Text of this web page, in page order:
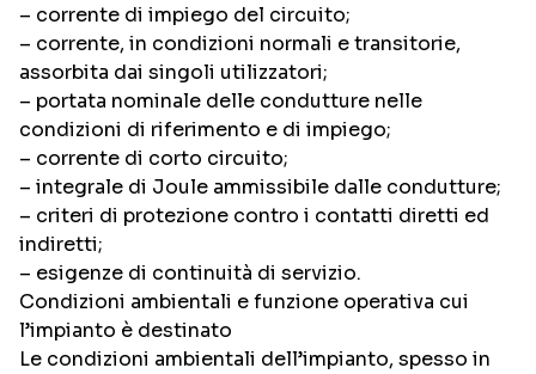
– corrente di impiego del circuito;
– corrente, in condizioni normali e transitorie,
assorbita dai singoli utilizzatori;
– portata nominale delle condutture nelle
condizioni di riferimento e di impiego;
– corrente di corto circuito;
– integrale di Joule ammissibile dalle condutture;
– criteri di protezione contro i contatti diretti ed
indiretti;
– esigenze di continuità di servizio.
Condizioni ambientali e funzione operativa cui
l’impianto è destinato
Le condizioni ambientali dell’impianto, spesso in